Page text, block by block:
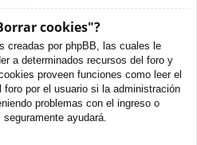
cookies"?
creadas por phpBB, las cuales le
a determinados recursos del foro y
proveen funciones como leer el
por el usuario si la administración
problemas con el ingreso o
ayudará.